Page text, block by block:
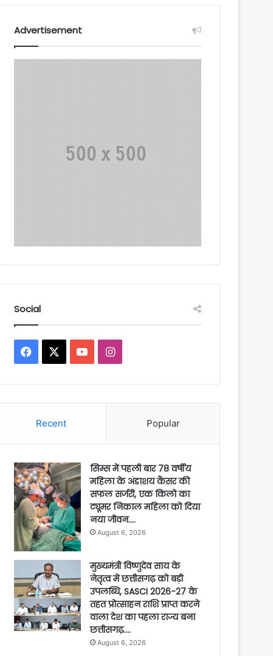
Advertisement
Social
Facebook YouTubeInstagram
Recent Popular
सिम्स में पहली बार 78 वर्षीय
महिला के अंडाशय कैंसर की
सफल सर्जरी, एक किलो का
ट्यूमर निकाल महिला को दिया
नया जीवन….
August 6, 2026
मुख्यमंत्री विष्णुदेव साय के
नेतृत्व में छत्तीसगढ़ को बड़ी
उपलब्धि, SASCI 2026-27 के
तहत प्रोत्साहन राशि प्राप्त करने
वाला देश का पहला राज्य बना
छत्तीसगढ़….
August 6, 2026